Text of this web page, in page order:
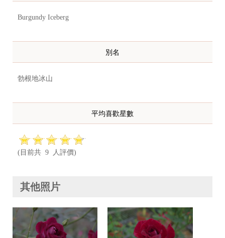
Burgundy Iceberg
別名
勃根地冰山
平均喜歡星數
(目前共 9 人評價)
其他照片